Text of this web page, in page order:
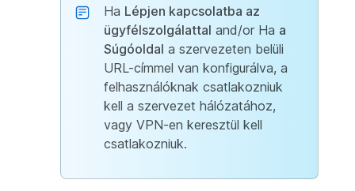
Ha Lépjen kapcsolatba az
ügyfélszolgálattal and/or Ha a
Súgóoldal a szervezeten belüli
URL-címmel van konfigurálva, a
felhasználóknak csatlakozniuk
kell a szervezet hálózatához,
vagy VPN-en keresztül kell
csatlakozniuk.